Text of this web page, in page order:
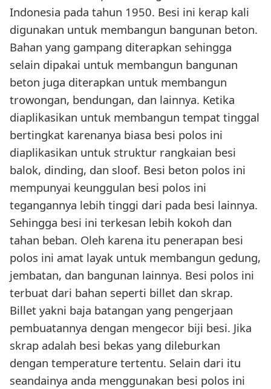
Indonesia pada tahun 1950. Besi ini kerap kali
digunakan untuk membangun bangunan beton.
Bahan yang gampang diterapkan sehingga
selain dipakai untuk membangun bangunan
beton juga diterapkan untuk membangun
trowongan, bendungan, dan lainnya. Ketika
diaplikasikan untuk membangun tempat tinggal
bertingkat karenanya biasa besi polos ini
diaplikasikan untuk struktur rangkaian besi
balok, dinding, dan sloof. Besi beton polos ini
mempunyai keunggulan besi polos ini
tegangannya lebih tinggi dari pada besi lainnya.
Sehingga besi ini terkesan lebih kokoh dan
tahan beban. Oleh karena itu penerapan besi
polos ini amat layak untuk membangun gedung,
jembatan, dan bangunan lainnya. Besi polos ini
terbuat dari bahan seperti billet dan skrap.
Billet yakni baja batangan yang pengerjaan
pembuatannya dengan mengecor biji besi. Jika
skrap adalah besi bekas yang dileburkan
dengan temperature tertentu. Selain dari itu
seandainya anda menggunakan besi polos ini